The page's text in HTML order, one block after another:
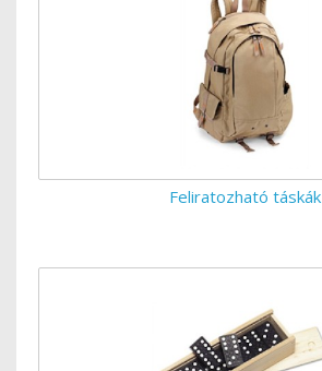
Feliratozható táskák